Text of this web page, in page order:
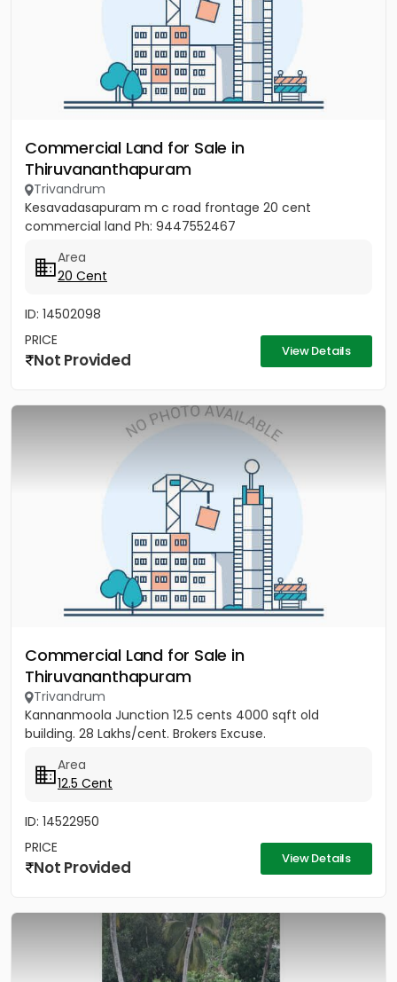
Commercial Land for Sale in
Thiruvananthapuram
Trivandrum
Kesavadasapuram m c road frontage 20 cent
commercial land Ph: 9447552467
Area
20 Cent
ID: 14502098
PRICE
Not Provided View Details
Commercial Land for Sale in
Thiruvananthapuram
Trivandrum
Kannanmoola Junction 12.5 cents 4000 sqft old
building. 28 Lakhs/cent. Brokers Excuse.
Area
12.5 Cent
ID: 14522950
PRICE
Not Provided View Details